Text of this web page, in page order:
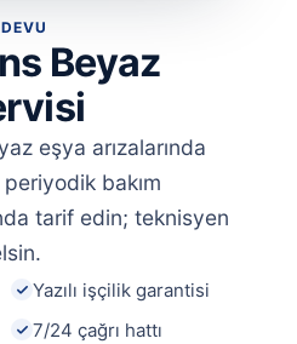
Beyaz
eşya arızalarında
bakım
tarif edin; teknisyen
Yazılı işçilik garantisi
7/24 çağrı hattı